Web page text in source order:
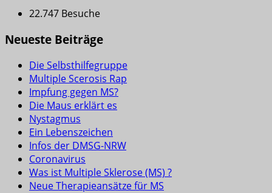
22.747 Besuche
Neueste Beiträge
Die Selbsthilfegruppe
Multiple Scerosis Rap
Impfung gegen MS?
Die Maus erklärt es
Nystagmus
Ein Lebenszeichen
Infos der DMSG-NRW
Coronavirus
Was ist Multiple Sklerose (MS) ?
Neue Therapieansätze für MS